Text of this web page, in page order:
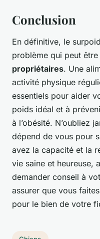
Conclusion
En définitive, le
problème qui peut
propriétaires. Une
activité physique
essentiels pour aider
poids idéal et à
à l’obésité. N’oubliez
dépend de vous pour
avez la capacité et la
vie saine et heureuse,
demander conseil à
assurer que vous
pour le bien de votre